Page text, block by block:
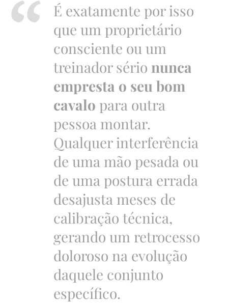
É exatamente por isso
que um proprietário
consciente ou um
treinador sério nunca
empresta o seu bom
cavalo para outra
pessoa montar.
Qualquer interferência
de uma mão pesada ou
de uma postura errada
desajusta meses de
calibração técnica,
gerando um retrocesso
doloroso na evolução
daquele conjunto
específico.